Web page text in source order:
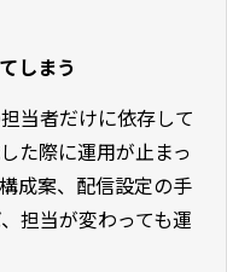
しまう
当者だけに依存して
た際に運用が止まっ
成案、配信設定の手
担当が変わっても運